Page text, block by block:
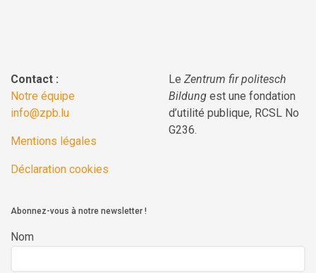
Contact :
Notre équipe
info@zpb.lu
Mentions légales
Déclaration cookies
Le Zentrum fir politesch
Bildung est une fondation
d’utilité publique, RCSL No
G236.
Abonnez-vous à notre newsletter !
Nom